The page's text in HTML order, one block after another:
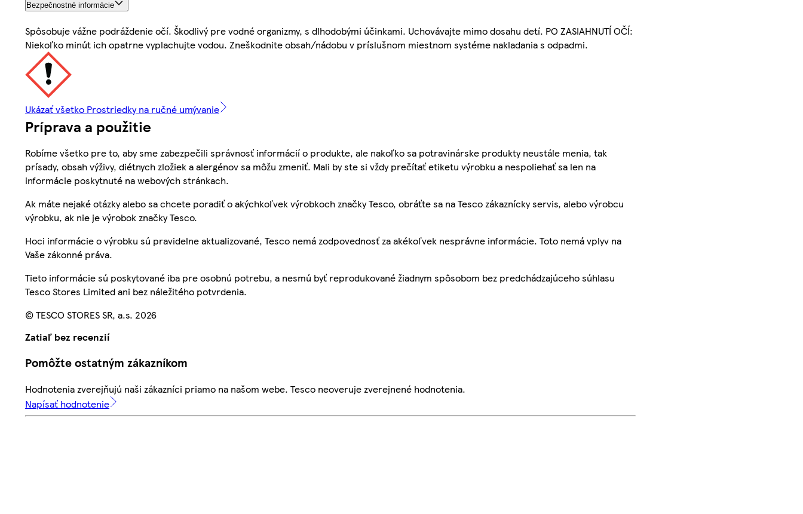
Bezpečnostné informácie
Spôsobuje vážne podráždenie očí. Škodlivý pre vodné organizmy, s dlhodobými účinkami. Uchovávajte mimo dosahu detí. PO ZASIAHNUTÍ OČÍ:
Niekoľko minút ich opatrne vyplachujte vodou. Zneškodnite obsah/nádobu v príslušnom miestnom systéme nakladania s odpadmi.
Ukázať všetko Prostriedky na ručné umývanie
Príprava a použitie
Robíme všetko pre to, aby sme zabezpečili správnosť informácií o produkte, ale nakoľko sa potravinárske produkty neustále menia, tak
prísady, obsah výživy, diétnych zložiek a alergénov sa môžu zmeniť. Mali by ste si vždy prečítať etiketu výrobku a nespoliehať sa len na
informácie poskytnuté na webových stránkach.
Ak máte nejaké otázky alebo sa chcete poradiť o akýchkoľvek výrobkoch značky Tesco, obráťte sa na Tesco zákaznícky servis, alebo výrobcu
výrobku, ak nie je výrobok značky Tesco.
Hoci informácie o výrobku sú pravidelne aktualizované, Tesco nemá zodpovednosť za akékoľvek nesprávne informácie. Toto nemá vplyv na
Vaše zákonné práva.
Tieto informácie sú poskytované iba pre osobnú potrebu, a nesmú byť reprodukované žiadnym spôsobom bez predchádzajúceho súhlasu
Tesco Stores Limited ani bez náležitého potvrdenia.
© TESCO STORES SR, a.s. 2026
Zatiaľ bez recenzií
Pomôžte ostatným zákazníkom
Hodnotenia zverejňujú naši zákazníci priamo na našom webe. Tesco neoveruje zverejnené hodnotenia.
Napísať hodnotenie